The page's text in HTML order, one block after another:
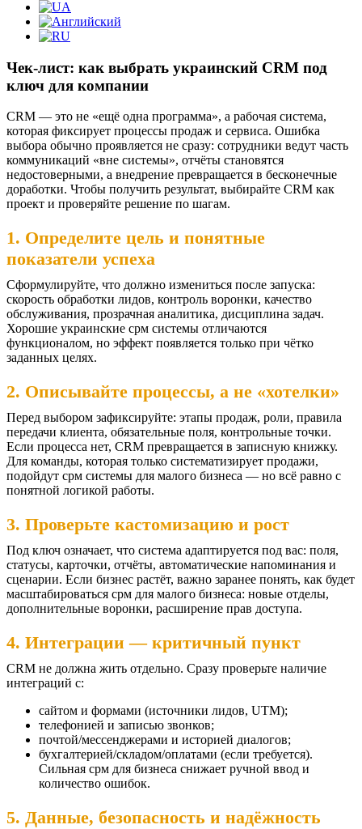
Чек-лист: как выбрать украинский CRM под
ключ для компании
CRM — это не «ещё одна программа», а рабочая система,
которая фиксирует процессы продаж и сервиса. Ошибка
выбора обычно проявляется не сразу: сотрудники ведут часть
коммуникаций «вне системы», отчёты становятся
недостоверными, а внедрение превращается в бесконечные
доработки. Чтобы получить результат, выбирайте CRM как
проект и проверяйте решение по шагам.
1. Определите цель и понятные
показатели успеха
Сформулируйте, что должно измениться после запуска:
скорость обработки лидов, контроль воронки, качество
обслуживания, прозрачная аналитика, дисциплина задач.
Хорошие украинские срм системы отличаются
функционалом, но эффект появляется только при чётко
заданных целях.
2. Описывайте процессы, а не «хотелки»
Перед выбором зафиксируйте: этапы продаж, роли, правила
передачи клиента, обязательные поля, контрольные точки.
Если процесса нет, CRM превращается в записную книжку.
Для команды, которая только систематизирует продажи,
подойдут срм системы для малого бизнеса — но всё равно с
понятной логикой работы.
3. Проверьте кастомизацию и рост
Под ключ означает, что система адаптируется под вас: поля,
статусы, карточки, отчёты, автоматические напоминания и
сценарии. Если бизнес растёт, важно заранее понять, как будет
масштабироваться срм для малого бизнеса: новые отделы,
дополнительные воронки, расширение прав доступа.
4. Интеграции — критичный пункт
CRM не должна жить отдельно. Сразу проверьте наличие
интеграций с:
сайтом и формами (источники лидов, UTM);
телефонией и записью звонков;
почтой/мессенджерами и историей диалогов;
бухгалтерией/складом/оплатами (если требуется).
Сильная срм для бизнеса снижает ручной ввод и
количество ошибок.
5. Данные, безопасность и надёжность